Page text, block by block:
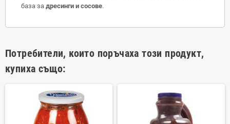
база за дресинги и сосове.
Потребители, които поръчаха този продукт,
купиха също: